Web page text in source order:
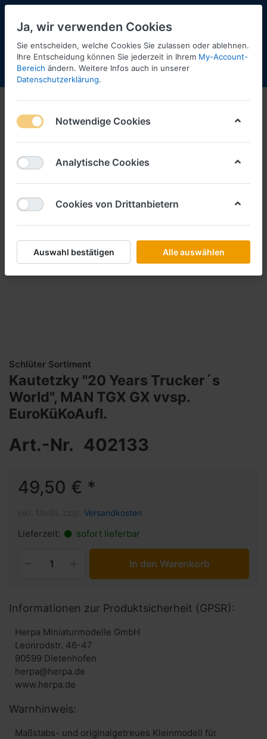
Menü Anmelden Shopaktualisierung
Schlüter Sortiment
Kautetzky "20 Years Trucker´s
World", MAN TGX GX vvsp.
EuroKüKoAufl.
Art.-Nr. 402133
49,50 € *
Versandkosten
Lieferzeit: sofort lieferbar
In den Warenkorb
Informationen zur Produktsicherheit (GPSR):
Herpa Miniaturmodelle GmbH
Leonrodstr. 46-47
90599 Dietenhofen
herpa@herpa.de
www.herpa.de
Warnhinweis:
Maßstabs- und originalgetreues Kleinmodell für
Ja, wir verwenden Cookies
Sie entscheiden, welche Cookies Sie zulassen oder ablehnen.
Ihre Entscheidung können Sie jederzeit in Ihrem My-Account-
Bereich ändern. Weitere Infos auch in unserer
Datenschutzerklärung.
Notwendige Cookies
Analytische Cookies
Cookies von Drittanbietern
Auswahl bestätigen Alle auswählen